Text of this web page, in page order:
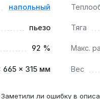
предотвращает
смесительный узел,
напольный
пьезо Тяга
92 % Макс.
665 × 315 мм Вес
ли ошибку в